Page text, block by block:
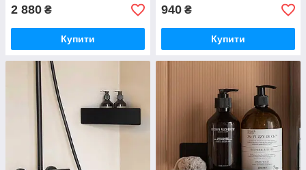
2 880 ₴
Купити
940 ₴
Купити